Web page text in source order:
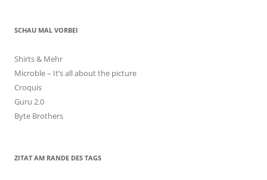
SCHAU MAL VORBEI
Shirts & Mehr
Microble – It’s all about the picture
Croquis
Guru 2.0
Byte Brothers
ZITAT AM RANDE DES TAGS